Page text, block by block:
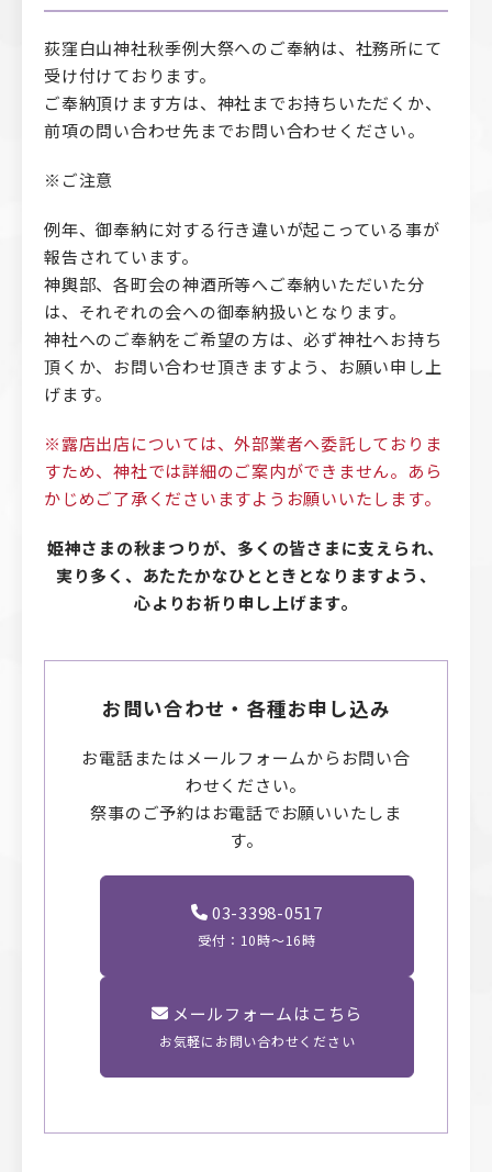
荻窪白山神社秋季例大祭へのご奉納は、社務所にて
受け付けております。
ご奉納頂けます方は、神社までお持ちいただくか、
前項の問い合わせ先までお問い合わせください。
※ご注意
例年、御奉納に対する行き違いが起こっている事が
報告されています。
神輿部、各町会の神酒所等へご奉納いただいた分
は、それぞれの会への御奉納扱いとなります。
神社へのご奉納をご希望の方は、必ず神社へお持ち
頂くか、お問い合わせ頂きますよう、お願い申し上
げます。
※露店出店については、外部業者へ委託しておりま
すため、神社では詳細のご案内ができません。あら
かじめご了承くださいますようお願いいたします。
姫神さまの秋まつりが、多くの皆さまに支えられ、
実り多く、あたたかなひとときとなりますよう、
心よりお祈り申し上げます。
お問い合わせ・各種お申し込み
お電話またはメールフォームからお問い合
わせください。
祭事のご予約はお電話でお願いいたしま
す。
03-3398-0517
受付：10時〜16時
メールフォームはこちら
お気軽にお問い合わせください